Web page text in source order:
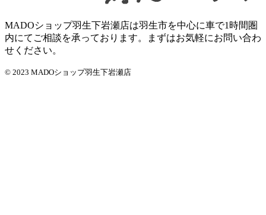
MADOショップ羽生下岩瀬店は羽生市を中心に車で1時間圏
内にてご相談を承っております。まずはお気軽にお問い合わ
せください。
© 2023 MADOショップ羽生下岩瀬店